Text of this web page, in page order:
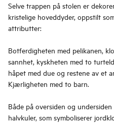
Selve trappen på stolen er
kristelige hoveddyder, oppstilt
attributter:
Botferdigheten med pelikanen,
sannhet, kyskheten med to
håpet med due og restene av et
Kjærligheten med to barn.
Både på oversiden og
halvkuler, som symboliserer